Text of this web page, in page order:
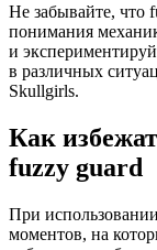
Не забывайте, что
понимания
и
в различных
Skullgirls.
Как
fuzzy guard
При
моментов, на